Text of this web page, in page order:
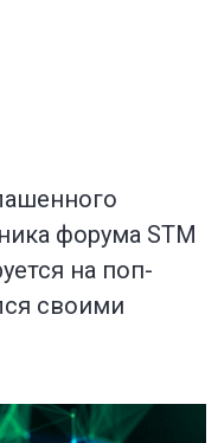
форума STM
на поп-
своими